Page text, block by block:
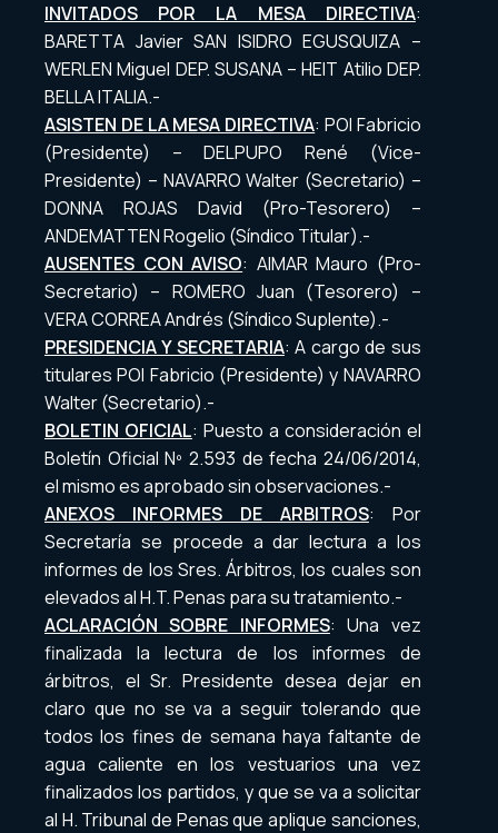
INVITADOS POR LA MESA DIRECTIVA:
BARETTA Javier SAN ISIDRO EGUSQUIZA –
WERLEN Miguel DEP. SUSANA – HEIT Atilio DEP.
BELLA ITALIA.-
ASISTEN DE LA MESA DIRECTIVA: POI Fabricio
(Presidente) – DELPUPO René (Vice-
Presidente) – NAVARRO Walter (Secretario) –
DONNA ROJAS David (Pro-Tesorero) –
ANDEMATTEN Rogelio (Síndico Titular).-
AUSENTES CON AVISO: AIMAR Mauro (Pro-
Secretario) – ROMERO Juan (Tesorero) –
VERA CORREA Andrés (Síndico Suplente).-
PRESIDENCIA Y SECRETARIA: A cargo de sus
titulares POI Fabricio (Presidente) y NAVARRO
Walter (Secretario).-
BOLETIN OFICIAL: Puesto a consideración el
Boletín Oficial Nº 2.593 de fecha 24/06/2014,
el mismo es aprobado sin observaciones.-
ANEXOS INFORMES DE ARBITROS: Por
Secretaría se procede a dar lectura a los
informes de los Sres. Árbitros, los cuales son
elevados al H.T. Penas para su tratamiento.-
ACLARACIÓN SOBRE INFORMES: Una vez
finalizada la lectura de los informes de
árbitros, el Sr. Presidente desea dejar en
claro que no se va a seguir tolerando que
todos los fines de semana haya faltante de
agua caliente en los vestuarios una vez
finalizados los partidos, y que se va a solicitar
al H. Tribunal de Penas que aplique sanciones,